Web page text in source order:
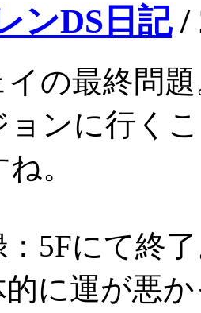
ンDS日記/
の最終問
ンに行く
。
5Fにて終
に運が悪